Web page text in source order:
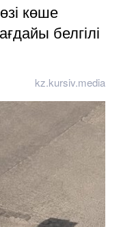
көше
белгілі
kz.kursiv.media